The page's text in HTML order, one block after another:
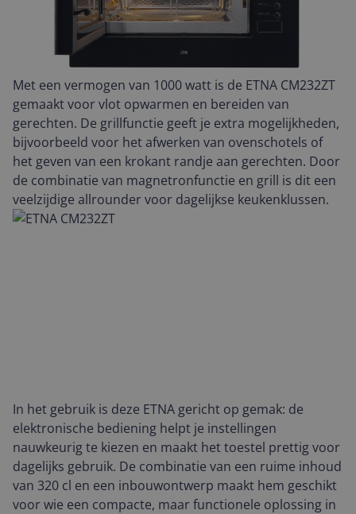
Met een vermogen van 1000 watt is de ETNA CM232ZT
gemaakt voor vlot opwarmen en bereiden van
gerechten. De grillfunctie geeft je extra mogelijkheden,
bijvoorbeeld voor het afwerken van ovenschotels of
het geven van een krokant randje aan gerechten. Door
de combinatie van magnetronfunctie en grill is dit een
veelzijdige allrounder voor dagelijkse keukenklussen.
In het gebruik is deze ETNA gericht op gemak: de
elektronische bediening helpt je instellingen
nauwkeurig te kiezen en maakt het toestel prettig voor
dagelijks gebruik. De combinatie van een ruime inhoud
van 320 cl en een inbouwontwerp maakt hem geschikt
voor wie een compacte, maar functionele oplossing in